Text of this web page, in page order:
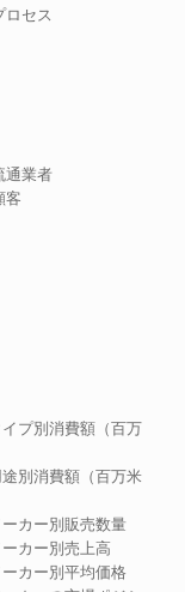
セス
通業者
客
プ別消費額（百万
別消費額（百万米
カー別販売数量
カー別売上高
カー別平均価格